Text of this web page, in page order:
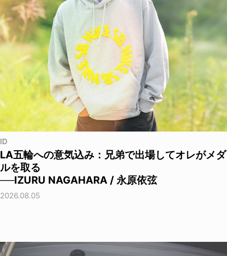
ID
LA五輪への意気込み：兄弟で出場してオレがメダ
ルを取る
──IZURU NAGAHARA / 永原依弦
2026.08.05